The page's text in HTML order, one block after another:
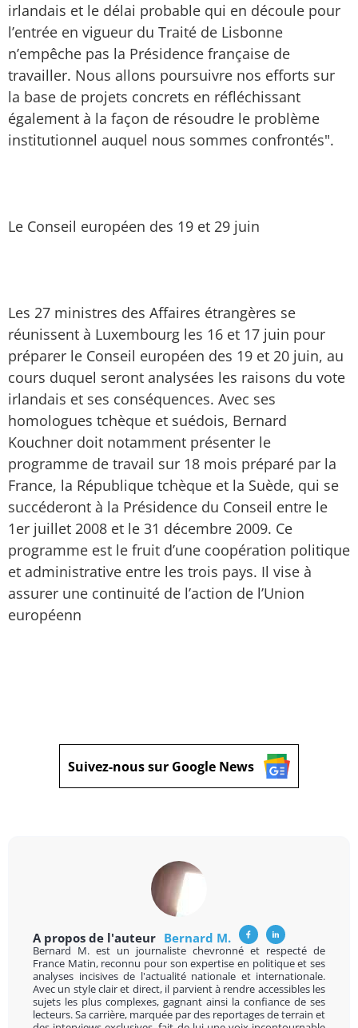
irlandais et le délai probable qui en découle pour
l’entrée en vigueur du Traité de Lisbonne
n’empêche pas la Présidence française de
travailler. Nous allons poursuivre nos efforts sur
la base de projets concrets en réfléchissant
également à la façon de résoudre le problème
institutionnel auquel nous sommes confrontés".
Le Conseil européen des 19 et 29 juin
Les 27 ministres des Affaires étrangères se
réunissent à Luxembourg les 16 et 17 juin pour
préparer le Conseil européen des 19 et 20 juin, au
cours duquel seront analysées les raisons du vote
irlandais et ses conséquences. Avec ses
homologues tchèque et suédois, Bernard
Kouchner doit notamment présenter le
programme de travail sur 18 mois préparé par la
France, la République tchèque et la Suède, qui se
succéderont à la Présidence du Conseil entre le
1er juillet 2008 et le 31 décembre 2009. Ce
programme est le fruit d’une coopération politique
et administrative entre les trois pays. Il vise à
assurer une continuité de l’action de l’Union
européenn
Suivez-nous sur Google News
A propos de l'auteur Bernard M.
Bernard M. est un journaliste chevronné et respecté de
France Matin, reconnu pour son expertise en politique et ses
analyses incisives de l'actualité nationale et internationale.
Avec un style clair et direct, il parvient à rendre accessibles les
sujets les plus complexes, gagnant ainsi la confiance de ses
lecteurs. Sa carrière, marquée par des reportages de terrain et